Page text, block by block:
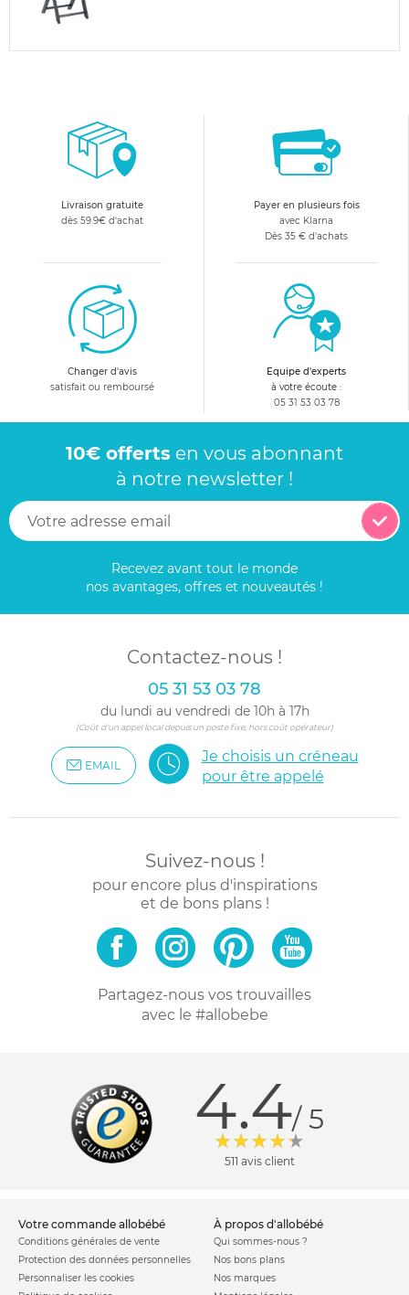
Livraison gratuite
dès 59.9€ d'achat
Payer en plusieurs fois
avec Klarna
Dès 35 € d'achats
Changer d'avis
satisfait ou remboursé
Equipe d'experts
à votre écoute :
05 31 53 03 78
10€ offerts en vous abonnant
à notre newsletter !
Recevez avant tout le monde
nos avantages, offres et nouveautés !
Contactez-nous !
05 31 53 03 78
du lundi au vendredi de 10h à 17h
(Coût d'un appel local depuis un poste fixe, hors coût opérateur)
EMAIL
Je choisis un créneau
pour être appelé
Suivez-nous !
pour encore plus d'inspirations
et de bons plans !
Partagez-nous vos trouvailles
avec le #allobebe
4.4/ 5
511 avis client
votre commande allobébé
Conditions générales de vente
Protection des données personnelles
Personnaliser les cookies
à propos d'allobébé
Qui sommes-nous ?
Nos bons plans
Nos marques